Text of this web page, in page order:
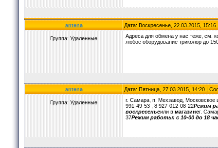
antena Дата: Воскресенье, 22.03.2015,
Группа: Удаленные
Адреса для обмена у нас теже, см.
любое оборудование триколор до
antena Дата: Пятница, 27.03.2015, 14:20 |
Группа: Удаленные
г. Самара, п. Мехзавод, Московское
991-49-53 , 8 927-012-08-22Режим
воскресеньеили в магазинег.
37Режим работы: с 10-00 до 18